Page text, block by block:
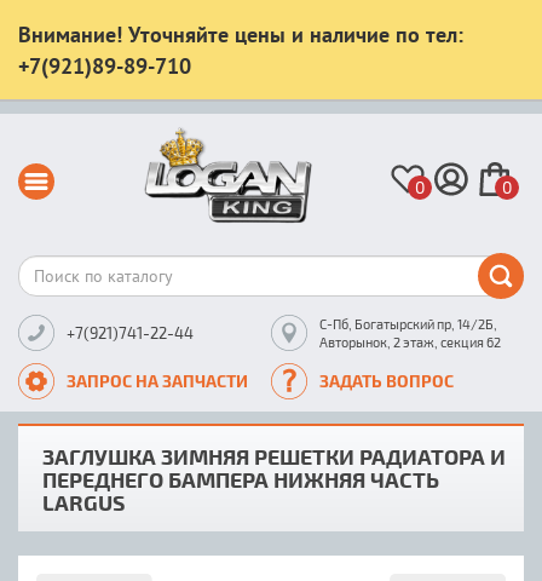
Внимание! Уточняйте цены и наличие по тел:
+7(921)89-89-710
0 0
+7(921)741-22-44
С-Пб, Богатырский пр, 14/2Б,
Авторынок, 2 этаж, секция 62
ЗАПРОС НА ЗАПЧАСТИ ЗАДАТЬ ВОПРОС
ЗАГЛУШКА ЗИМНЯЯ РЕШЕТКИ РАДИАТОРА И
ПЕРЕДНЕГО БАМПЕРА НИЖНЯЯ ЧАСТЬ
LARGUS